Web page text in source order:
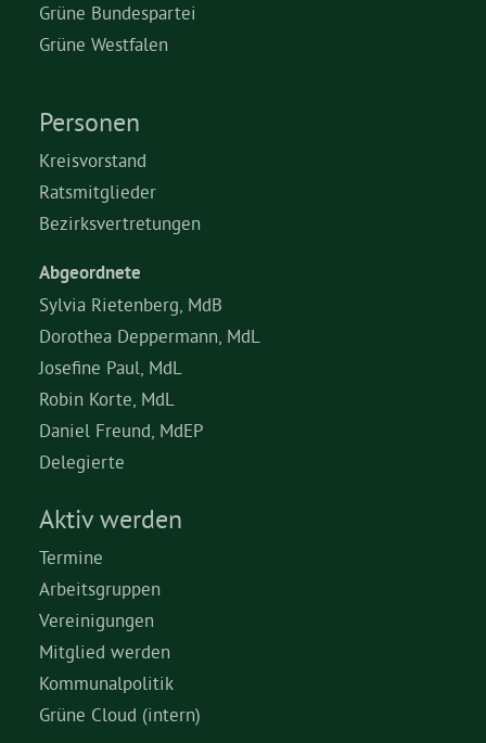
Grüne Bundespartei
Grüne Westfalen
Personen
Kreisvorstand
Ratsmitglieder
Bezirksvertretungen
Abgeordnete
Sylvia Rietenberg, MdB
Dorothea Deppermann, MdL
Josefine Paul, MdL
Robin Korte, MdL
Daniel Freund, MdEP
Delegierte
Aktiv werden
Termine
Arbeitsgruppen
Vereinigungen
Mitglied werden
Kommunalpolitik
Grüne Cloud (intern)